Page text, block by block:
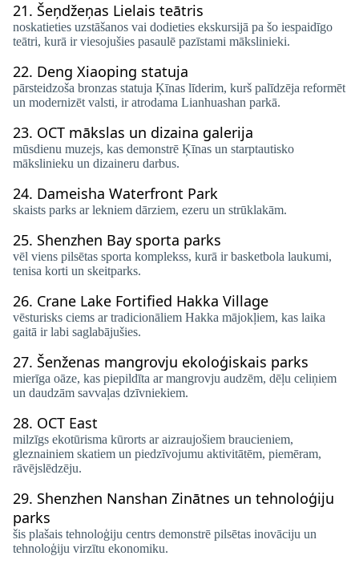
21. Šeņdžeņas Lielais teātris
noskatieties uzstāšanos vai dodieties ekskursijā pa šo iespaidīgo
teātri, kurā ir viesojušies pasaulē pazīstami mākslinieki.
22. Deng Xiaoping statuja
pārsteidzoša bronzas statuja Ķīnas līderim, kurš palīdzēja reformēt
un modernizēt valsti, ir atrodama Lianhuashan parkā.
23. OCT mākslas un dizaina galerija
mūsdienu muzejs, kas demonstrē Ķīnas un starptautisko
mākslinieku un dizaineru darbus.
24. Dameisha Waterfront Park
skaists parks ar lekniem dārziem, ezeru un strūklakām.
25. Shenzhen Bay sporta parks
vēl viens pilsētas sporta komplekss, kurā ir basketbola laukumi,
tenisa korti un skeitparks.
26. Crane Lake Fortified Hakka Village
vēsturisks ciems ar tradicionāliem Hakka mājokļiem, kas laika
gaitā ir labi saglabājušies.
27. Šenženas mangrovju ekoloģiskais parks
mierīga oāze, kas piepildīta ar mangrovju audzēm, dēļu celiņiem
un daudzām savvaļas dzīvniekiem.
28. OCT East
milzīgs ekotūrisma kūrorts ar aizraujošiem braucieniem,
gleznainiem skatiem un piedzīvojumu aktivitātēm, piemēram,
rāvējslēdzēju.
29. Shenzhen Nanshan Zinātnes un tehnoloģiju
parks
šis plašais tehnoloģiju centrs demonstrē pilsētas inovāciju un
tehnoloģiju virzītu ekonomiku.